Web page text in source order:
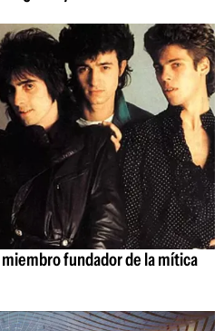
fundador de la mítica